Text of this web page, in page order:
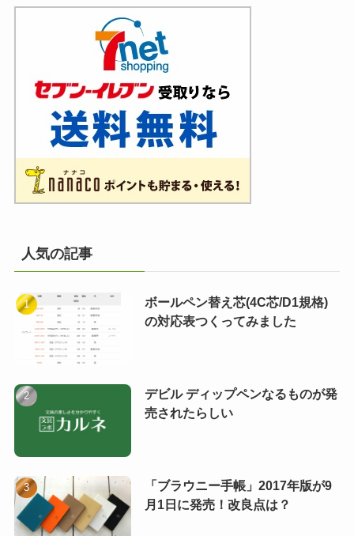
人気の記事
ボールペン替え芯(4C芯/D1規格)
の対応表つくってみました
デビル ディップペンなるものが発
売されたらしい
「ブラウニー手帳」2017年版が9
月1日に発売！改良点は？